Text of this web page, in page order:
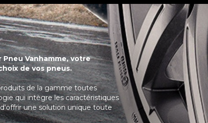
Vanhamme, votre
de vos pneus.
de la gamme toutes
qui intègre les caractéristiques
une solution unique toute